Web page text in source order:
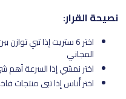
نصيحة القرار:
اختر 6 ستريت إذا تبي
المجاني
اختر نمشي إذا السرعة
اختر أُناس إذا تبي منتجات